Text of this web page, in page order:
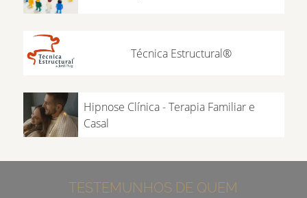
Técnica Estructural®
Hipnose Clínica - Terapia Familiar e
Casal
TESTEMUNHOS DE QUEM